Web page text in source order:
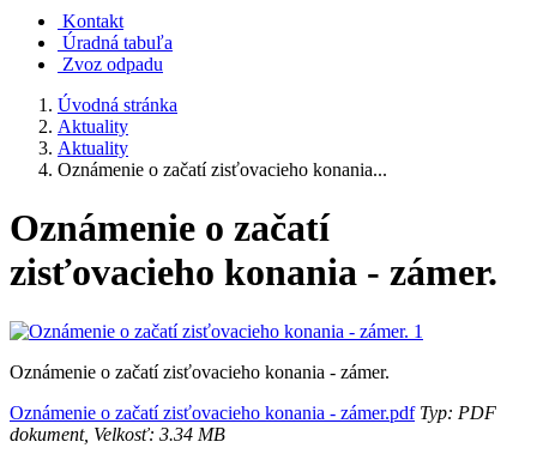
Kontakt
Úradná tabuľa
Zvoz odpadu
Úvodná stránka
Aktuality
Aktuality
Oznámenie o začatí zisťovacieho konania...
Oznámenie o začatí
zisťovacieho konania - zámer.
Oznámenie o začatí zisťovacieho konania - zámer.
Oznámenie o začatí zisťovacieho konania - zámer.pdfTyp: PDF
dokument, Velkosť: 3.34 MB